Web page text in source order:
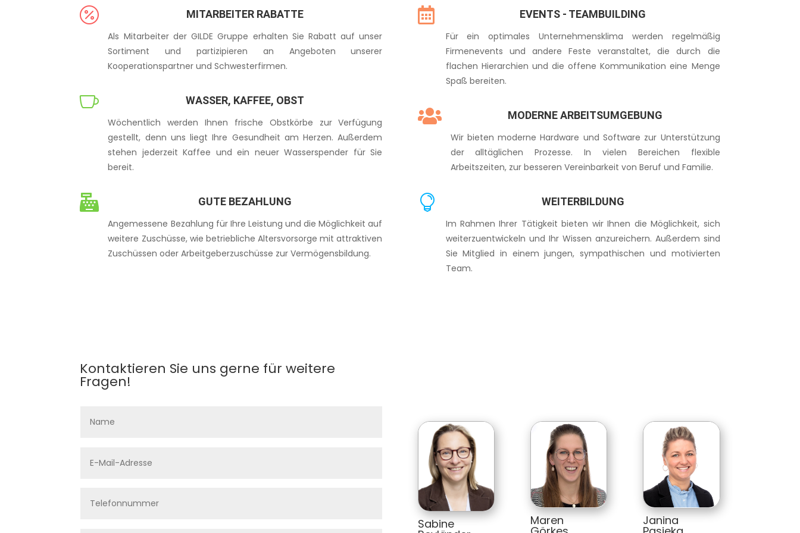
 MITARBEITER RABATTE
Als Mitarbeiter der GILDE Gruppe erhalten Sie Rabatt auf unser
Sortiment und partizipieren an Angeboten unserer
Kooperationspartner und Schwesterfirmen.
 WASSER, KAFFEE, OBST
Wöchentlich werden Ihnen frische Obstkörbe zur Verfügung
gestellt, denn uns liegt Ihre Gesundheit am Herzen. Außerdem
stehen jederzeit Kaffee und ein neuer Wasserspender für Sie
bereit.
 GUTE BEZAHLUNG
Angemessene Bezahlung für Ihre Leistung und die Möglichkeit auf
weitere Zuschüsse, wie betriebliche Altersvorsorge mit attraktiven
Zuschüssen oderArbeitgeberzuschüsse zur Vermögensbildung.
 EVENTS - TEAMBUILDING
Für ein optimales Unternehmensklima werden regelmäßig
Firmenevents und andere Feste veranstaltet, die durch die
flachen Hierarchien und die offene Kommunikation eine Menge
Spaß bereiten.
 MODERNE ARBEITSUMGEBUNG
Wir bieten moderne Hardware und Software zur Unterstützung
der alltäglichen Prozesse. In vielen Bereichen flexible
Arbeitszeiten, zur besseren Vereinbarkeit von Beruf und Familie.
 WEITERBILDUNG
Im Rahmen Ihrer Tätigkeit bieten wir Ihnen die Möglichkeit, sich
weiterzuentwickeln und Ihr Wissen anzureichern. Außerdem sind
Sie Mitglied in einem jungen, sympathischen und motivierten
Team.
Kontaktieren Sie uns gerne für weitere
Fragen!
Sabine Maren Janina